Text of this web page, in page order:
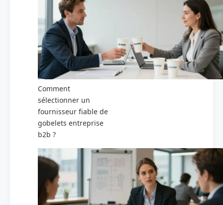
Comment
sélectionner un
fournisseur fiable de
gobelets entreprise
b2b ?